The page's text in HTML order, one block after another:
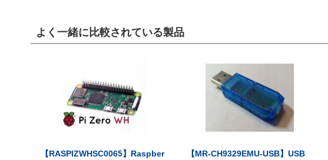
よく一緒に比較されている製品
【RASPIZWHSC0065】Raspber
【MR-CH9329EMU-USB】USB